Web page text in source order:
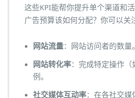
这些KPI能帮你提升单个渠道和
广告预算该如何分配？你可以关
网站流量：网站访问者的数量。
网站转化率：完成特定操作
例。
社交媒体互动率：在各社交媒